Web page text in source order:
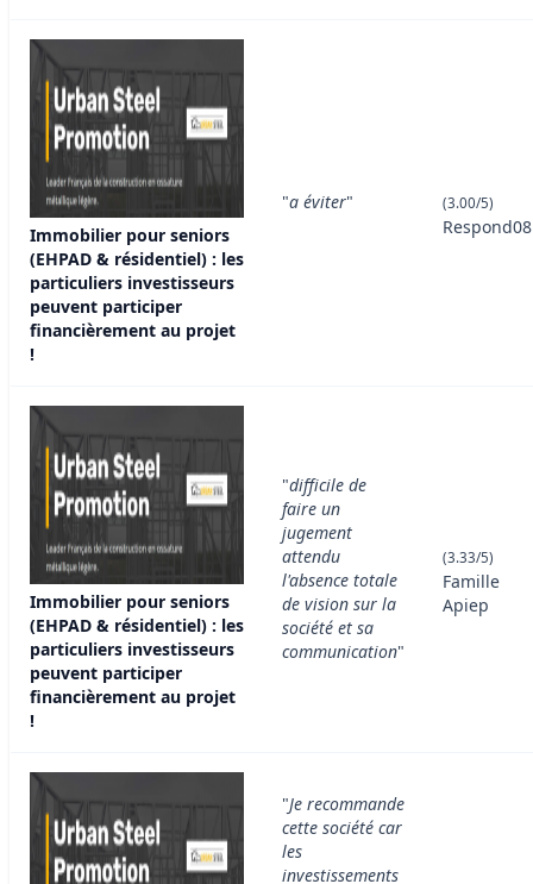
Immobilier pour seniors
(EHPAD & résidentiel) : les
particuliers investisseurs
peuvent participer
financièrement au projet
!
"a éviter" (3.00/5)
Respond08
Immobilier pour seniors
(EHPAD & résidentiel) : les
particuliers investisseurs
peuvent participer
financièrement au projet
!
"difficile de
faire un
jugement
attendu
l'absence totale
de vision sur la
société et sa
communication"
(3.33/5)
Famille
Apiep
"Je recommande
cette société car
les
investissements